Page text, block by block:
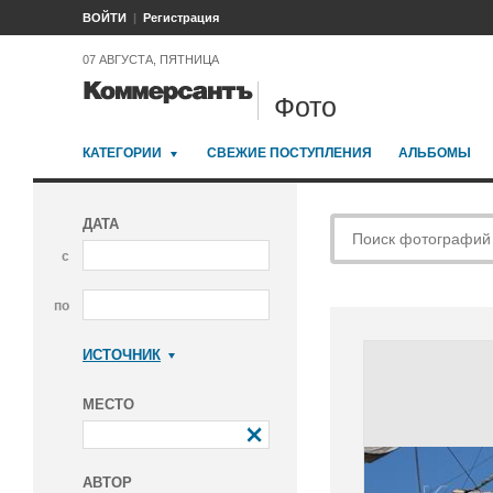
ВОЙТИ Регистрация
07 АВГУСТА, ПЯТНИЦА
Фото
КАТЕГОРИИ СВЕЖИЕ ПОСТУПЛЕНИЯ АЛЬБОМЫ
ДАТА
с
по
ИСТОЧНИК
МЕСТО
АВТОР